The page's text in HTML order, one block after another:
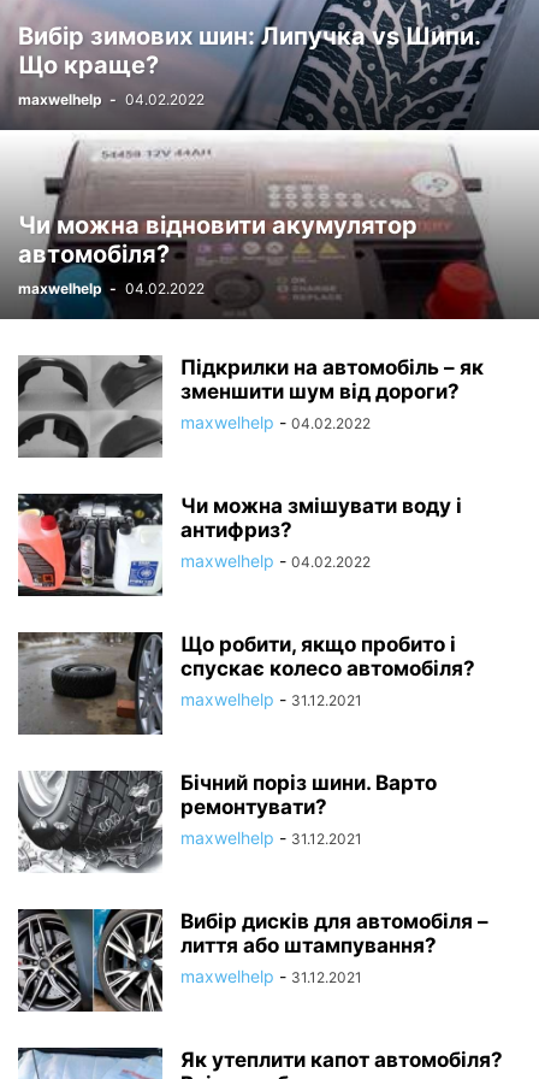
Вибір зимових шин: Липучка vs Шипи.
Що краще?
maxwelhelp - 04.02.2022
Чи можна відновити акумулятор
автомобіля?
maxwelhelp - 04.02.2022
Підкрилки на автомобіль – як
зменшити шум від дороги?
maxwelhelp - 04.02.2022
Чи можна змішувати воду і
антифриз?
maxwelhelp - 04.02.2022
Що робити, якщо пробито і
спускає колесо автомобіля?
maxwelhelp - 31.12.2021
Бічний поріз шини. Варто
ремонтувати?
maxwelhelp - 31.12.2021
Вибір дисків для автомобіля –
лиття або штампування?
maxwelhelp - 31.12.2021
Як утеплити капот автомобіля?